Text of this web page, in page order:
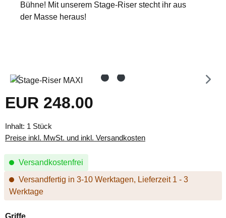
Bühne! Mit unserem Stage-Riser stecht ihr aus
der Masse heraus!
Bildergalerie überspringen
Regulärer Preis:
EUR 248.00
Inhalt: 1 Stück
Preise inkl. MwSt. und inkl. Versandkosten
Versandkostenfrei
Versandfertig in 3-10 Werktagen, Lieferzeit 1 - 3
Werktage
Griffeauswählen